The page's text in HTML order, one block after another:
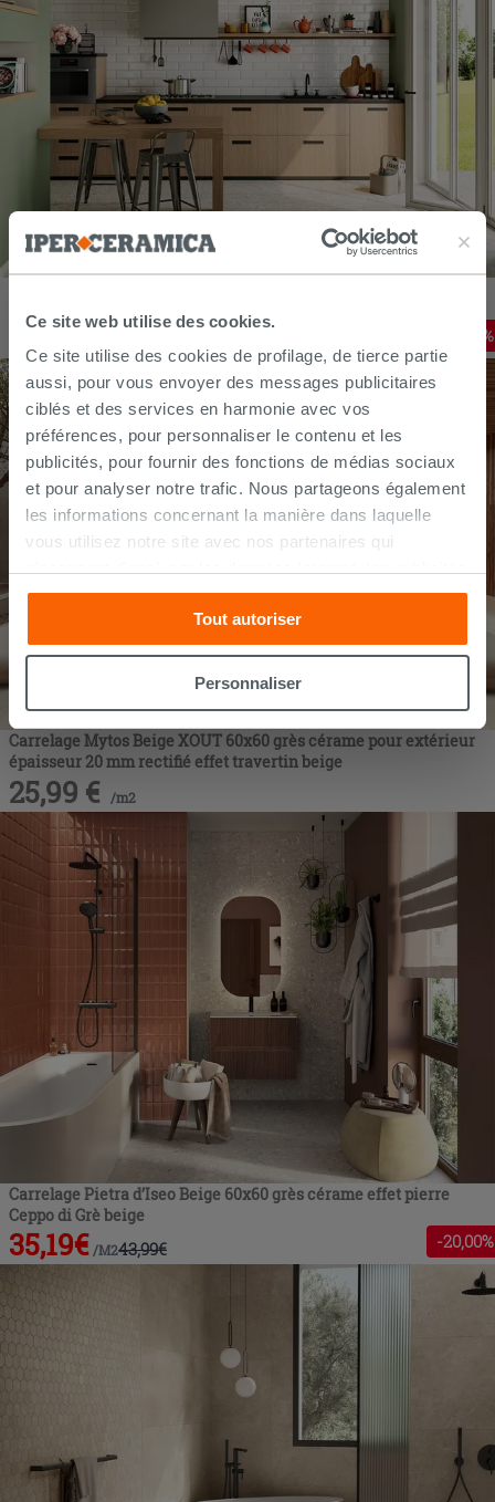
Ce site web utilise des cookies.
Ce site utilise des cookies de profilage, de tierce partie
aussi, pour vous envoyer des messages publicitaires
ciblés et des services en harmonie avec vos
préférences, pour personnaliser le contenu et les
publicités, pour fournir des fonctions de médias sociaux
et pour analyser notre trafic. Nous partageons également
les informations concernant la manière dans laquelle
vous utilisez notre site avec nos partenaires qui
et les réseaux sociaux. Lesdits partenaires pourraient
combiner ces informations avec d’autres que vous leur
avez fournies ou qu’ils ont recueillies à partir de votre
utilisation sur leurs services. Si vous souhaitez en savoir
cookies, ou à quelques-uns seulement,cliquez iciou
« personalizer ». Le consentement peut être exprimé en
cliquant sur la touche « Acceptez tout ». En cliquant sur
la touche « X », vous pourrez continuer à naviguer après
l'installation des cookies techniques uniquement.
Tout autoriser
Personnaliser
35,19€ ,00%
Carrelage Mytos Beige XOUT 60x60 grès cérame pour extérieur
épaisseur 20 mm rectifié effet travertin beige
25,99 € /m2
Carrelage Pietra d’Iseo Beige 60x60 grès cérame effet pierre
Ceppo di Grè beige
35,19€ /M243,99€ -20,00%